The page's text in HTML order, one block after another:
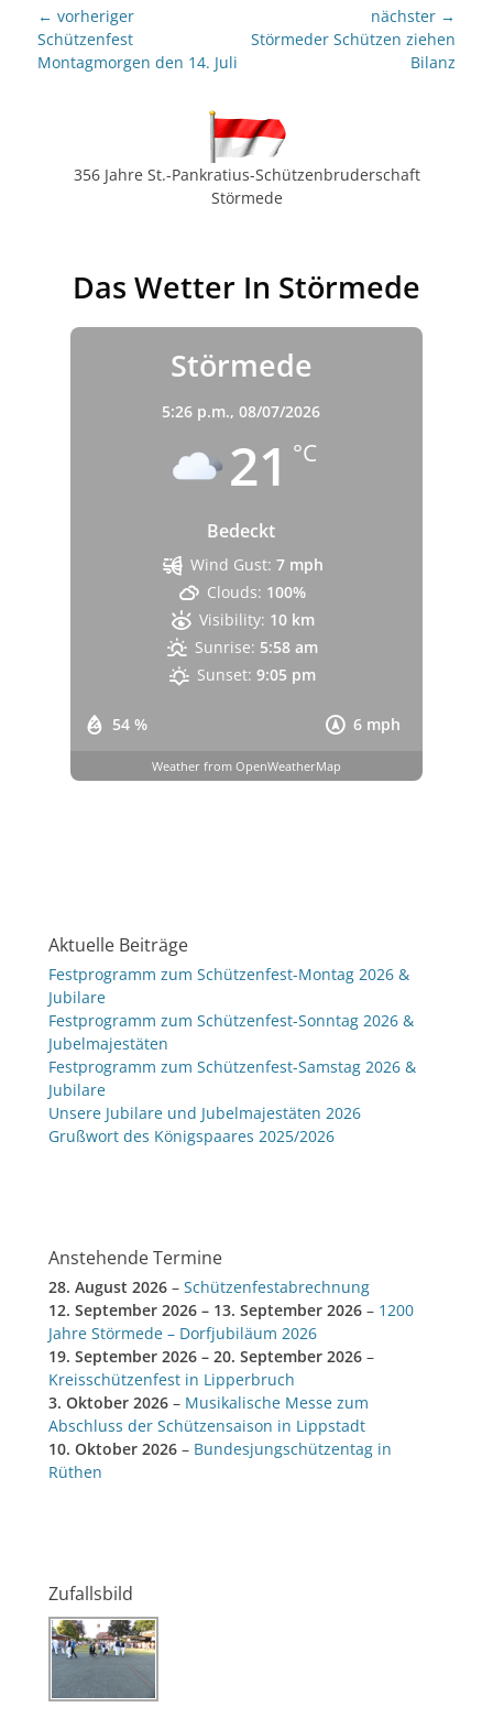
Beitragsnavigation
← vorheriger
Vorheriger
Beitrag:
Schützenfest
Montagmorgen den 14. Juli
nächster →
nächster
Störmeder Schützen ziehen
Bilanz
356 Jahre St.-Pankratius-Schützenbruderschaft
Störmede
Das Wetter In Störmede
Störmede
5:26 p.m., 08/07/2026
21 °C
Bedeckt
54 % 6 mph
Wind Gust: 7 mph
Clouds: 100%
Visibility: 10 km
Sunrise: 5:58 am
Sunset: 9:05 pm
Weather from OpenWeatherMap
Aktuelle Beiträge
Festprogramm zum Schützenfest-Montag 2026 &
Jubilare
Festprogramm zum Schützenfest-Sonntag 2026 &
Jubelmajestäten
Festprogramm zum Schützenfest-Samstag 2026 &
Jubilare
Unsere Jubilare und Jubelmajestäten 2026
Grußwort des Königspaares 2025/2026
Anstehende Termine
28. August 2026 – Schützenfestabrechnung
12. September 2026 – 13. September 2026 – 1200
Jahre Störmede – Dorfjubiläum 2026
19. September 2026 – 20. September 2026 –
Kreisschützenfest in Lipperbruch
3. Oktober 2026 – Musikalische Messe zum
Abschluss der Schützensaison in Lippstadt
10. Oktober 2026 – Bundesjungschützentag in
Rüthen
Zufallsbild